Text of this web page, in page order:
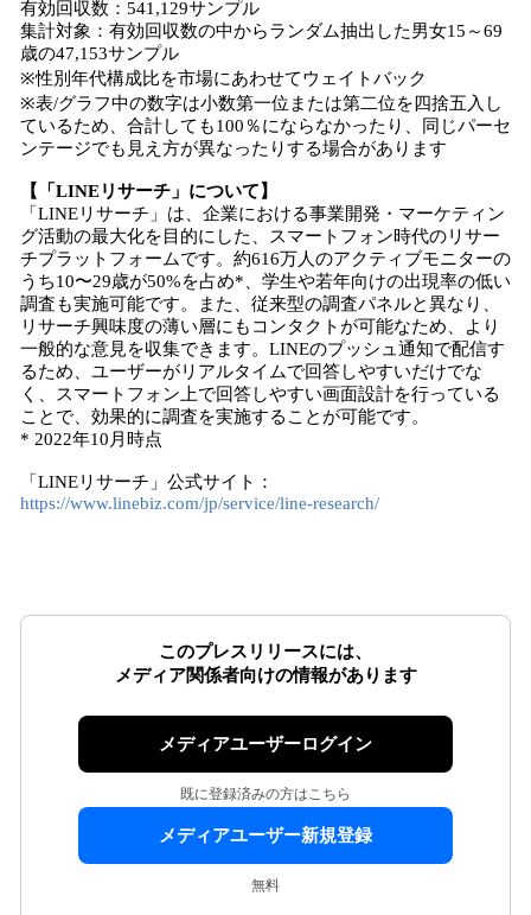
有効回収数：541,129サンプル
集計対象：有効回収数の中からランダム抽出した男女15～69
歳の47,153サンプル
※性別年代構成比を市場にあわせてウェイトバック
※表/グラフ中の数字は小数第一位または第二位を四捨五入し
ているため、合計しても100％にならなかったり、同じパーセ
ンテージでも見え方が異なったりする場合があります
【「LINEリサーチ」について】
「LINEリサーチ」は、企業における事業開発・マーケティン
グ活動の最大化を目的にした、スマートフォン時代のリサー
チプラットフォームです。約616万人のアクティブモニターの
うち10〜29歳が50%を占め*、学生や若年向けの出現率の低い
調査も実施可能です。また、従来型の調査パネルと異なり、
リサーチ興味度の薄い層にもコンタクトが可能なため、より
一般的な意見を収集できます。LINEのプッシュ通知で配信す
るため、ユーザーがリアルタイムで回答しやすいだけでな
く、スマートフォン上で回答しやすい画面設計を行っている
ことで、効果的に調査を実施することが可能です。
* 2022年10月時点
「LINEリサーチ」公式サイト：
https://www.linebiz.com/jp/service/line-research/
このプレスリリースには、
メディア関係者向けの情報があります
メディアユーザーログイン
既に登録済みの方はこちら
メディアユーザー新規登録
無料